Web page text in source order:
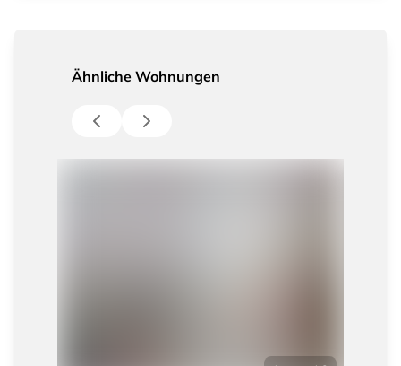
Ähnliche Wohnungen